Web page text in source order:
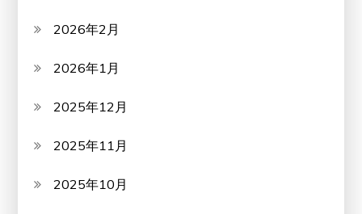
2026年2月
2026年1月
2025年12月
2025年11月
2025年10月